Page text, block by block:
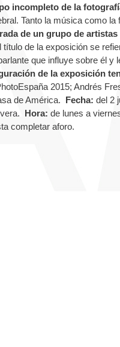
incompleto de la
Tanto la música como la
de un grupo de
de la exposición se
que influye sobre él y
de la exposición
2015; Andrés
de América. Fecha: del 2
Hora: de lunes a
completar aforo.